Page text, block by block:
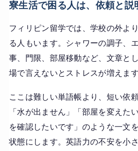
寮生活で困る人は、依頼と説
フィリピン留学では、学校の外よ
る人もいます。シャワーの調子、
事、門限、部屋移動など、文章と
場で言えないとストレスが増えます
ここは難しい単語帳より、短い依
「水が出ません」「部屋を変えた
を確認したいです」のような一文
状態にします。英語力の不安を小